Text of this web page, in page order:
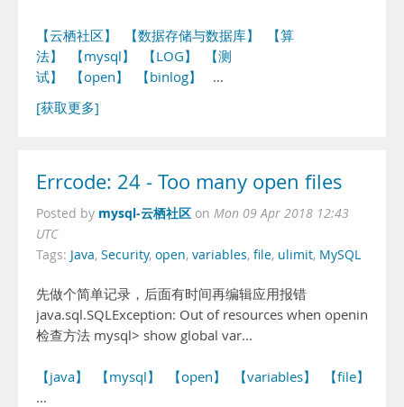
【云栖社区】 【数据存储与数据库】
【算
法】
【mysql】 【LOG】
【测
试】
【open】 【binlog】
…
[获取更多]
Errcode: 24 - Too many open files
Posted by mysql-云栖社区 on Mon 09 Apr 2018 12:43
UTC
Tags: Java, Security, open, variables, file, ulimit, MySQL
先做个简单记录，后面有时间再编辑应用报错
java.sql.SQLException: Out of resources when opening
检查方法 mysql> show global var...
【java】 【mysql】 【open】 【variables】 【file】
…